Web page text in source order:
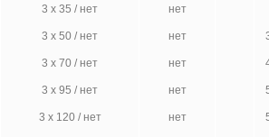
3 х 35 / нет нет
3 х 50 / нет нет
3 х 70 / нет нет
3 х 95 / нет нет
3 х 120 / нет нет